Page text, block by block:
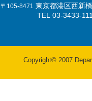
〒105-8471
東京都港区西新
TEL 03-3433-
Copyright© 2007